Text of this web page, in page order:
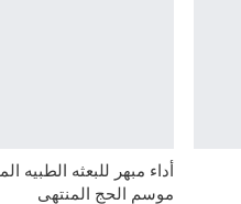
أداء مبهر للبعثه الطبيه
موسم الحج المنتهى